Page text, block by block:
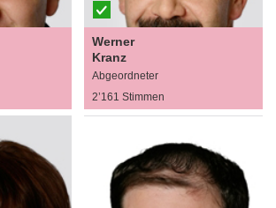
Werner
Kranz
Abgeordneter
2’161 Stimmen